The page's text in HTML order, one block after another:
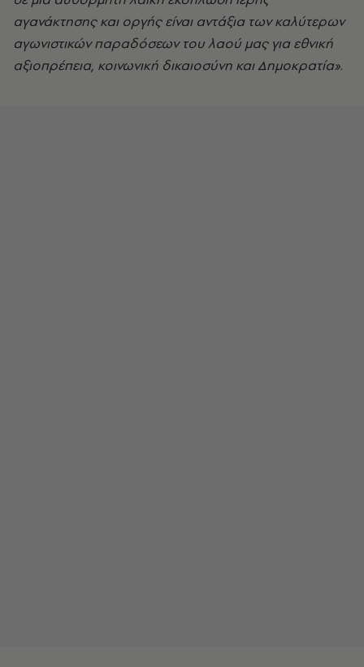
αγανάκτησης και οργής είναι αντάξια των καλύτερων
αγωνιστικών παραδόσεων του λαού μας για εθνική
αξιοπρέπεια, κοινωνική δικαιοσύνη και Δημοκρατία».